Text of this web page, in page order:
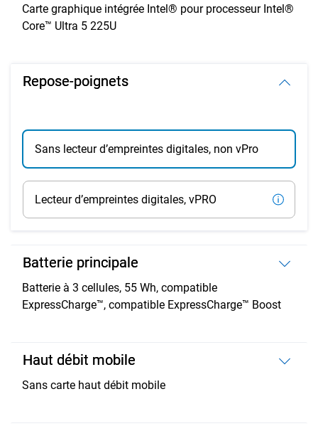
Carte graphique intégrée Intel® pour processeur Intel®
Core™ Ultra 5 225U
Repose-poignets
Sans lecteur d’empreintes digitales, non vPro
Lecteur d’empreintes digitales, vPRO
Batterie principale
Batterie à 3 cellules, 55 Wh, compatible
ExpressCharge™, compatible ExpressCharge™ Boost
Haut débit mobile
Sans carte haut débit mobile